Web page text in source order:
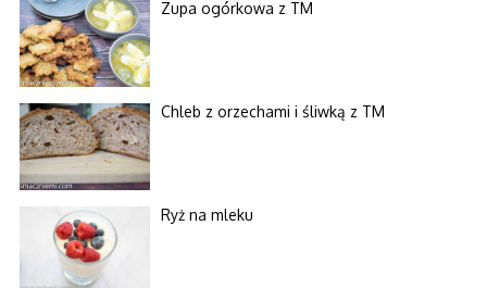
Zupa ogórkowa z TM
Chleb z orzechami i śliwką z TM
Ryż na mleku